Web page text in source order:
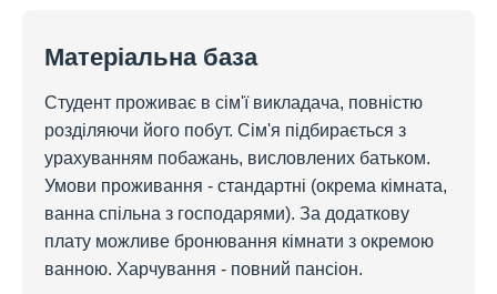
Матеріальна база
Студент проживає в сім'ї викладача, повністю
розділяючи його побут. Сім'я підбирається з
урахуванням побажань, висловлених батьком.
Умови проживання - стандартні (окрема кімната,
ванна спільна з господарями). За додаткову
плату можливе бронювання кімнати з окремою
ванною. Харчування - повний пансіон.